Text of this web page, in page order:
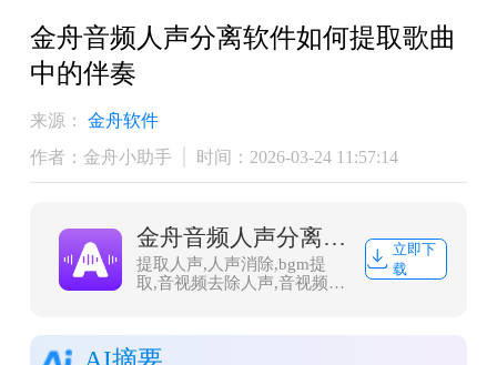
金舟音频人声分离软件如何提取歌曲
中的伴奏
来源：
金舟软件
作者：金舟小助手
时间：2026-03-24 11:57:14
金舟音频人声分离软件
提取人声,人声消除,bgm提
取,音视频去除人声,音视频背
立即下
载